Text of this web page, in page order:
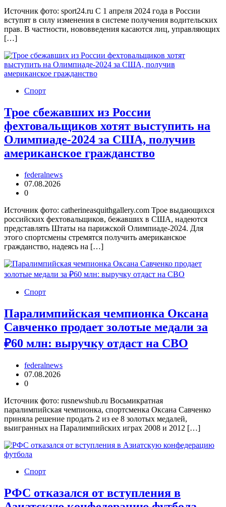
Источник фото: sport24.ru С 1 апреля 2024 года в России
вступят в силу изменения в системе получения водительских
прав. В частности, нововведения касаются лиц, управляющих
[…]
Спорт
Трое сбежавших из России
фехтовальщиков хотят выступить на
Олимпиаде-2024 за США, получив
американское гражданство
federalnews
07.08.2026
0
Источник фото: catherineasquithgallery.com Трое выдающихся
российских фехтовальщиков, бежавших в США, надеются
представлять Штаты на парижской Олимпиаде-2024. Для
этого спортсмены стремятся получить американское
гражданство, надеясь на […]
Спорт
Паралимпийская чемпионка Оксана
Савченко продает золотые медали за
₽60 млн: выручку отдаст на СВО
federalnews
07.08.2026
0
Источник фото: rusnewshub.ru Восьмикратная
паралимпийская чемпионка, спортсменка Оксана Савченко
приняла решение продать 2 из ее 8 золотых медалей,
выигранных на Паралимпийских играх 2008 и 2012 […]
Спорт
РФС отказался от вступления в